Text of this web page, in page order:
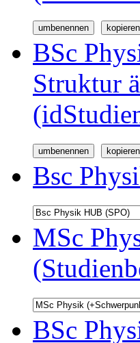
BSc
Struktur
Bsc
MSc
BSc